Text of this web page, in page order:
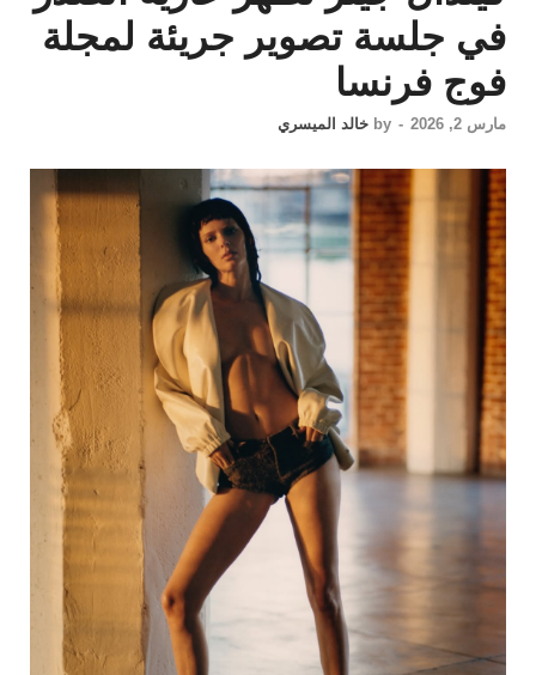
في جلسة تصوير جريئة لمجلة
فوج فرنسا
مارس 2, 2026 -
by خالد الميسري